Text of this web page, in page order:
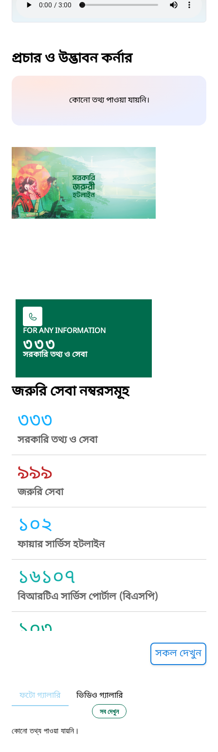
প্রচার ও উদ্ভাবন কর্নার
কোনো তথ্য পাওয়া যায়নি।
FOR ANY INFORMATION
৩৩৩
সরকারি তথ্য ও সেবা
জরুরি সেবা নম্বরসমূহ
৩৩৩
সরকারি তথ্য ও সেবা
৯৯৯
জরুরি সেবা
১০২
ফায়ার সার্ভিস হটলাইন
১৬১০৭
বিআরটিএ সার্ভিস পোর্টাল (বিএসপি)
১০৩
নারী ও শিশু নির্যাতন প্রতিরোধ
১০৬
সকল দেখুন
ফটো গ্যালারি ভিডিও গ্যালারি
সব দেখুন
কোনো তথ্য পাওয়া যায়নি।